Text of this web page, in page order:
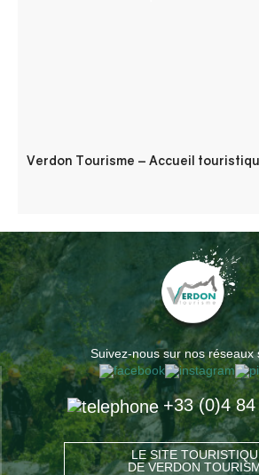
Verdon Tourisme – Accueil
Suivez-nous sur nos réseaux
+33 (0)4
LE SITE
DE VERDON